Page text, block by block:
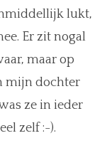
lukt,
Er zit nogal
maar op
mijn dochter
ze in ieder
zelf :-).